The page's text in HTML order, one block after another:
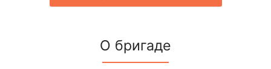
О бригаде